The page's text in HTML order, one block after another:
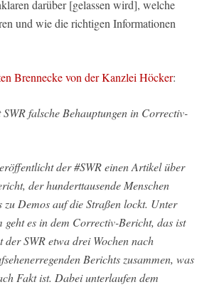
darüber [gelassen wird], welche
und wie die richtigen Informationen
Brennecke von der Kanzlei Höcker:
falsche Behauptungen in Correctiv-
der #SWR einen Artikel über
der hunderttausende Menschen
zu Demos auf die Straßen lockt. Unter
es in dem Correctiv-Bericht, das ist
SWR etwa drei Wochen nach
Berichts zusammen, was
Fakt ist. Dabei unterlaufen dem